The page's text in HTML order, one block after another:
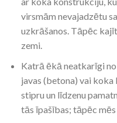
virsmām nevajadzētu
uzkrāšanos. Tāpēc
zemi.
Katrā ēkā neatkarīgi
javas (betona) vai
stipru un līdzenu
tās īpašības; tāpēc